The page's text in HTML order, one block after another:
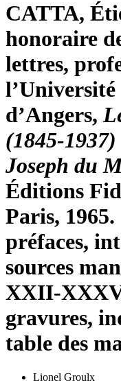
CATTA,
honoraire
lettres,
d’Angers,
(1845-
Joseph du
Éditions
Paris,
préfaces,
sources
XXII-
gravures,
table des
Lionel Groulx